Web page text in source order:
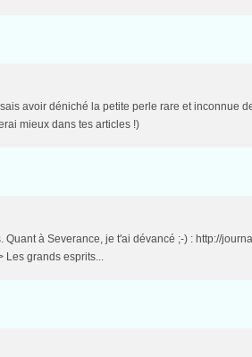
avoir déniché la petite perle rare et inconnue
mieux dans tes articles !)
Quant à Severance, je t'ai dévancé ;-) : http://
Les grands esprits...